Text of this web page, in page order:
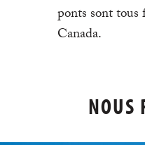
ponts sont tous
Canada.
NOUS